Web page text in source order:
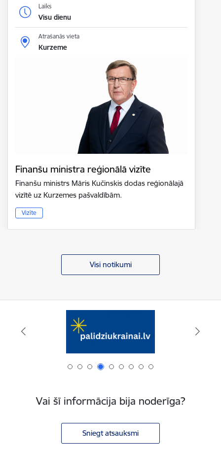
Laiks
Visu dienu
Atrašanās vieta
Kurzeme
Finanšu ministra reģionālā vizīte
Finanšu ministrs Māris Kučinskis dodas reģionālajā
vizītē uz Kurzemes pašvaldībām.
Vizīte
Visi notikumi
Vai šī informācija bija noderīga?
Sniegt atsauksmi